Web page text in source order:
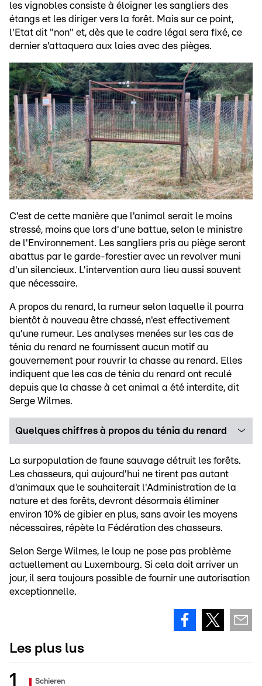
les vignobles consiste à éloigner les sangliers des
étangs et les diriger vers la forêt. Mais sur ce point,
l'Etat dit "non" et, dès que le cadre légal sera fixé, ce
dernier s'attaquera aux laies avec des pièges.
C'est de cette manière que l'animal serait le moins
stressé, moins que lors d'une battue, selon le ministre
de l'Environnement. Les sangliers pris au piège seront
abattus par le garde-forestier avec un revolver muni
d'un silencieux. L'intervention aura lieu aussi souvent
que nécessaire.
A propos du renard, la rumeur selon laquelle il pourra
bientôt à nouveau être chassé, n'est effectivement
qu'une rumeur. Les analyses menées sur les cas de
ténia du renard ne fournissent aucun motif au
gouvernement pour rouvrir la chasse au renard. Elles
indiquent que les cas de ténia du renard ont reculé
depuis que la chasse à cet animal a été interdite, dit
Serge Wilmes.
Quelques chiffres à propos du ténia du renard
La surpopulation de faune sauvage détruit les forêts.
Les chasseurs, qui aujourd'hui ne tirent pas autant
d'animaux que le souhaiterait l'Administration de la
nature et des forêts, devront désormais éliminer
environ 10% de gibier en plus, sans avoir les moyens
nécessaires, répète la Fédération des chasseurs.
Selon Serge Wilmes, le loup ne pose pas problème
actuellement au Luxembourg. Si cela doit arriver un
jour, il sera toujours possible de fournir une autorisation
exceptionnelle.
Les plus lus
Schieren